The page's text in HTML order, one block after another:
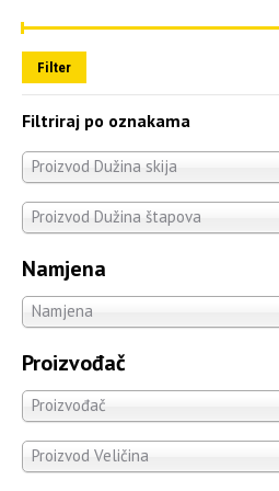
Filter
Filtriraj po oznakama
Proizvod Dužina skija
Proizvod Dužina štapova
Namjena
Namjena
Proizvođač
Proizvođač
Proizvod Veličina